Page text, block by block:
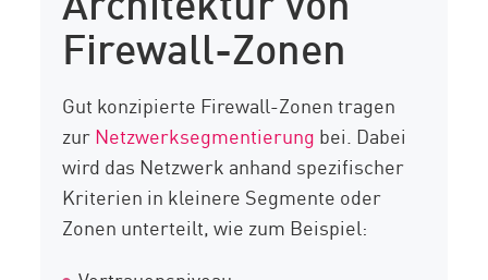
Firewall-Zonen
Gut konzipierte Firewall-Zonen tragen
zurNetzwerksegmentierung bei. Dabei
wird das Netzwerk anhand spezifischer
Kriterien in kleinere Segmente oder
Zonen unterteilt, wie zum Beispiel: